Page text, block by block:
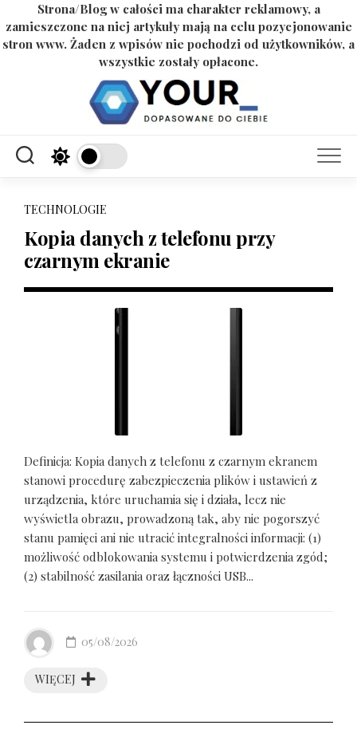
Strona/Blog w całości ma charakter reklamowy, a
zamieszczone na niej artykuły mają na celu pozycjonowanie
stron www. Żaden z wpisów nie pochodzi od użytkowników, a
wszystkie zostały opłacone.
TECHNOLOGIE
Kopia danych z telefonu przy
czarnym ekranie
Definicja: Kopia danych z telefonu z czarnym ekranem
stanowi procedurę zabezpieczenia plików i ustawień z
urządzenia, które uruchamia się i działa, lecz nie
wyświetla obrazu, prowadzoną tak, aby nie pogorszyć
stanu pamięci ani nie utracić integralności informacji: (1)
możliwość odblokowania systemu i potwierdzenia zgód;
(2) stabilność zasilania oraz łączności USB...
WIĘCEJ
05/08/2026